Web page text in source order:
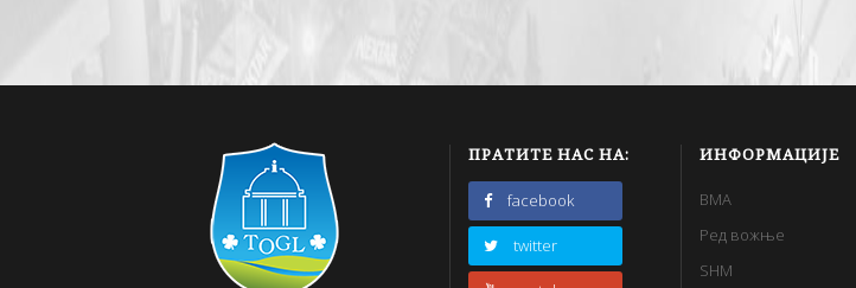
ПРАТИТЕ НАС НА:
facebook
twitter
ИНФОРМАЦИЈЕ
BMA
Ред вожње
SHM